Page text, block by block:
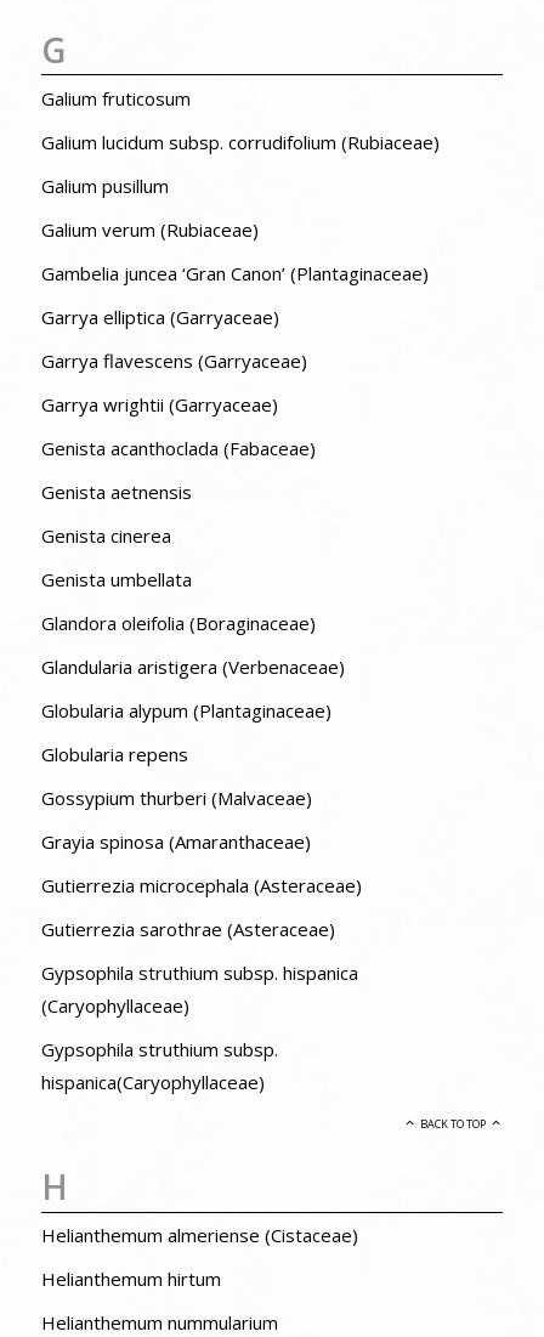
G
Galium fruticosum
Galium lucidum subsp. corrudifolium (Rubiaceae)
Galium pusillum
Galium verum (Rubiaceae)
Gambelia juncea ‘Gran Canon’ (Plantaginaceae)
Garrya elliptica (Garryaceae)
Garrya flavescens (Garryaceae)
Garrya wrightii (Garryaceae)
Genista acanthoclada (Fabaceae)
Genista aetnensis
Genista cinerea
Genista umbellata
Glandora oleifolia (Boraginaceae)
Glandularia aristigera (Verbenaceae)
Globularia alypum (Plantaginaceae)
Globularia repens
Gossypium thurberi (Malvaceae)
Grayia spinosa (Amaranthaceae)
Gutierrezia microcephala (Asteraceae)
Gutierrezia sarothrae (Asteraceae)
Gypsophila struthium subsp. hispanica
(Caryophyllaceae)
Gypsophila struthium subsp.
hispanica(Caryophyllaceae)
BACK TO TOP
H
Helianthemum almeriense (Cistaceae)
Helianthemum hirtum
Helianthemum nummularium